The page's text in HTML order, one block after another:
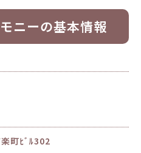
ニーの基本情報
町ﾋﾞﾙ302